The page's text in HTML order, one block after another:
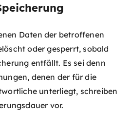
Daten der betroffenen
oder gesperrt, sobald
entfällt. Es sei denn
denen der für die
unterliegt, schreiben
vor.